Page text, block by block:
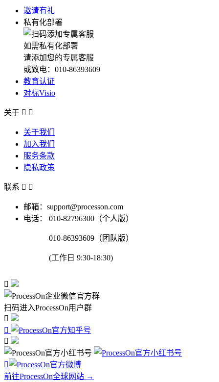
邀请有礼
私有化部署
如需私有化部署
请添加您的专属客服
或致电：010-86393609
教育认证
对标Visio
关于  
关于我们
加入我们
服务条款
隐私政策
联系  
邮箱：support@processon.com
电话：
010-82796300（个人版）
010-86393609（团队版）
(工作日 9:30-18:30)

扫码进入ProcessOn用户群




前往ProcessOn全球网站 →